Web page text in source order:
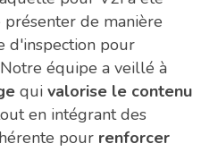
de manière
d'inspection pour
équipe a veillé à
qui valorise le contenu
en intégrant des
pour renforcer